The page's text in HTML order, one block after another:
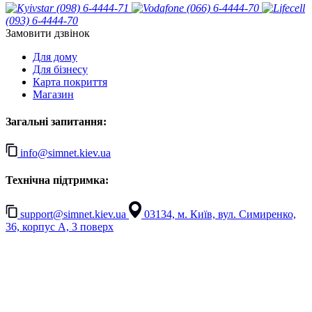
(098) 6-4444-71
(066) 6-4444-70
(093) 6-4444-70
Замовити дзвінок
Для дому
Для бізнесу
Карта покриття
Магазин
Загальні запитання:
info@simnet.kiev.ua
Технічна підтримка:
support@simnet.kiev.ua
03134, м. Київ, вул. Симиренко,
36, корпус А, 3 поверх